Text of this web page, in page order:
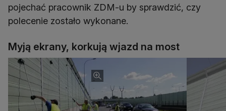
pojechać pracownik ZDM-u by sprawdzić, czy
polecenie zostało wykonane.
Myją ekrany, korkują wjazd na most